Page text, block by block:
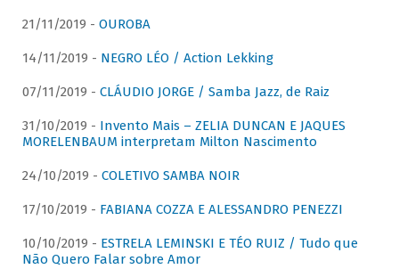
21/11/2019 - OUROBA
14/11/2019 - NEGRO LÉO / Action Lekking
07/11/2019 - CLÁUDIO JORGE / Samba Jazz, de Raiz
31/10/2019 - Invento Mais – ZELIA DUNCAN E JAQUES
MORELENBAUM interpretam Milton Nascimento
24/10/2019 - COLETIVO SAMBA NOIR
17/10/2019 - FABIANA COZZA E ALESSANDRO PENEZZI
10/10/2019 - ESTRELA LEMINSKI E TÉO RUIZ / Tudo que
Não Quero Falar sobre Amor